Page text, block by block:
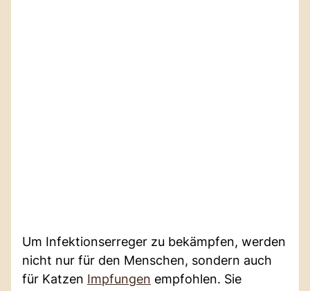
Um Infektionserreger zu bekämpfen, werden
nicht nur für den Menschen, sondern auch
für Katzen Impfungen empfohlen. Sie